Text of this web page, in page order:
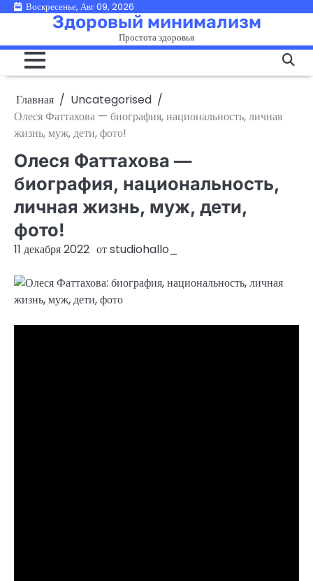
ПерейтиВоскресенье, Авг 09, 2026
Здоровый минимализм
Простота здоровья
Главная
Uncategorised
Олеся Фаттахова — биография, национальность, личная
жизнь, муж, дети, фото!
Олеся Фаттахова —
биография, национальность,
личная жизнь, муж, дети,
фото!
11 декабря 2022 отstudiohallo_